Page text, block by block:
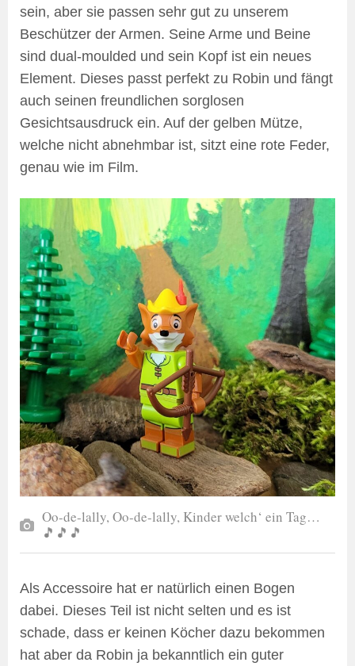
sein, aber sie passen sehr gut zu unserem
Beschützer der Armen. Seine Arme und Beine
sind dual-moulded und sein Kopf ist ein neues
Element. Dieses passt perfekt zu Robin und fängt
auch seinen freundlichen sorglosen
Gesichtsausdruck ein. Auf der gelben Mütze,
welche nicht abnehmbar ist, sitzt eine rote Feder,
genau wie im Film.
Oo-de-lally, Oo-de-lally, Kinder welch‘ ein Tag…
🎵🎵🎵
Als Accessoire hat er natürlich einen Bogen
dabei. Dieses Teil ist nicht selten und es ist
schade, dass er keinen Köcher dazu bekommen
hat aber da Robin ja bekanntlich ein guter